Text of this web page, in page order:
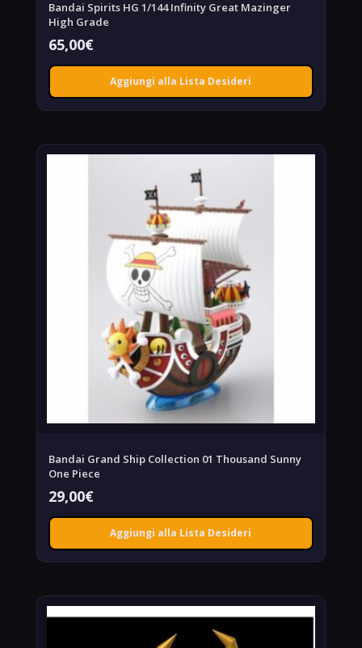
Bandai Spirits HG 1/144 Infinity Great Mazinger
High Grade
65,00€
Aggiungi alla Lista Desideri
Bandai Grand Ship Collection 01 Thousand Sunny
One Piece
29,00€
Aggiungi alla Lista Desideri